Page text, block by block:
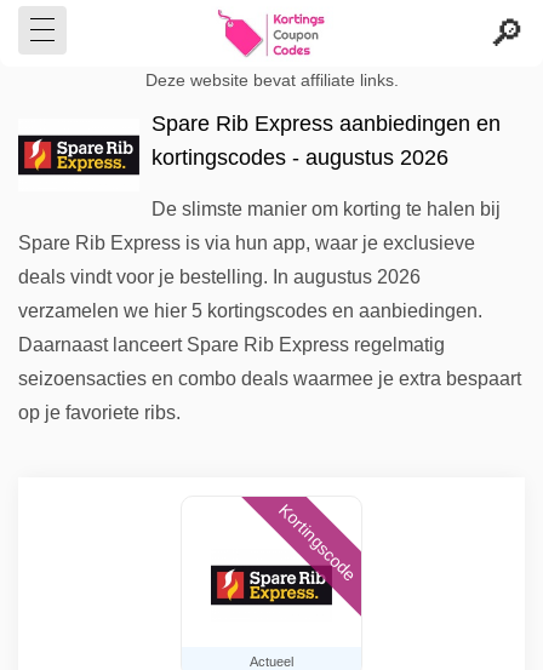
Deze website bevat affiliate links.
Spare Rib Express aanbiedingen en
kortingscodes - augustus 2026
De slimste manier om korting te halen bij
Spare Rib Express is via hun app, waar je exclusieve
deals vindt voor je bestelling. In augustus 2026
verzamelen we hier 5 kortingscodes en aanbiedingen.
Daarnaast lanceert Spare Rib Express regelmatig
seizoensacties en combo deals waarmee je extra bespaart
op je favoriete ribs.
Actueel
Kortingscode